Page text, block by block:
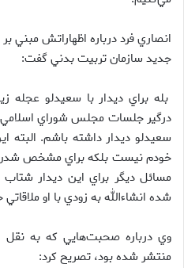
انصاري فرد درباره اظهاراتش مبني
جديد سازمان تربيت بدني گفت:
بله براي ديدار با سعيدلو عجله
درگير جلسات مجلس شوراي
سعيدلو ديدار داشته باشم.
خودم نيست بلكه براي مشخص شدن
مسائل ديگر براي اين ديدار
شده انشاءالله به زودي با او
وي درباره صحبت‌هايي كه به نقل
منتشر شده بود، تصريح كرد: